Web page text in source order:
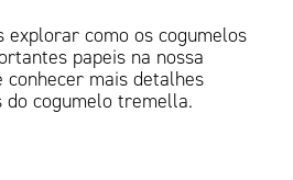
explorar como os cogumelos
papeis na nossa
conhecer mais detalhes
do cogumelo tremella.